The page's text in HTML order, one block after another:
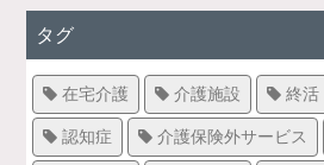
タグ
在宅介護 介護施設 終活
認知症 介護保険外サービス